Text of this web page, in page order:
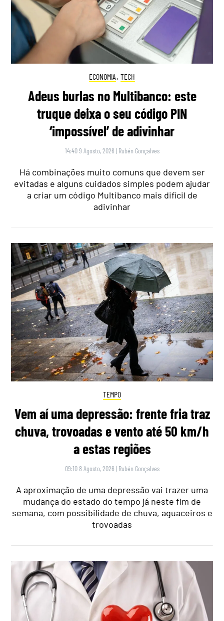
ECONOMIA , TECH
Adeus burlas no Multibanco: este
truque deixa o seu código PIN
‘impossível’ de adivinhar
14:40 9 Agosto, 2026 | Rubén Gonçalves
Há combinações muito comuns que devem ser
evitadas e alguns cuidados simples podem ajudar
a criar um código Multibanco mais difícil de
adivinhar
TEMPO
Vem aí uma depressão: frente fria traz
chuva, trovoadas e vento até 50 km/h
a estas regiões
09:10 8 Agosto, 2026 | Rubén Gonçalves
A aproximação de uma depressão vai trazer uma
mudança do estado do tempo já neste fim de
semana, com possibilidade de chuva, aguaceiros e
trovoadas